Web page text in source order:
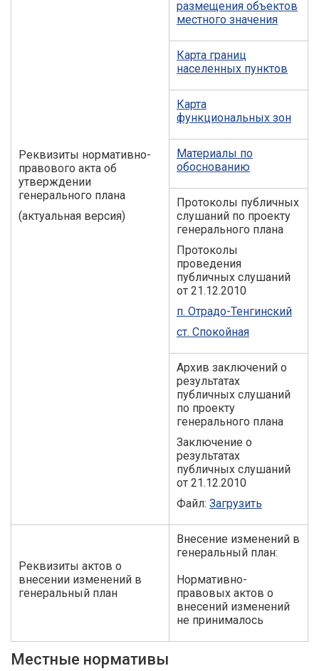
Реквизиты нормативно-
правового акта об
утверждении
генерального плана
(актуальная версия)
размещения объектов
местного значения
Карта границ
населенных пунктов
Карта
функциональных зон
Материалы по
обоснованию
Протоколы публичных
слушаний по проекту
генерального плана
Протоколы
проведения
публичных слушаний
от 21.12.2010
п. Отрадо-Тенгинский
ст. Спокойная
Архив заключений о
результатах
публичных слушаний
по проекту
генерального плана
Заключение о
результатах
публичных слушаний
от 21.12.2010
Файл: Загрузить
Реквизиты актов о
внесении изменений в
генеральный план
Внесение изменений в
генеральный план:
Нормативно-
правовых актов о
внесений изменений
не принималось
Местные нормативы